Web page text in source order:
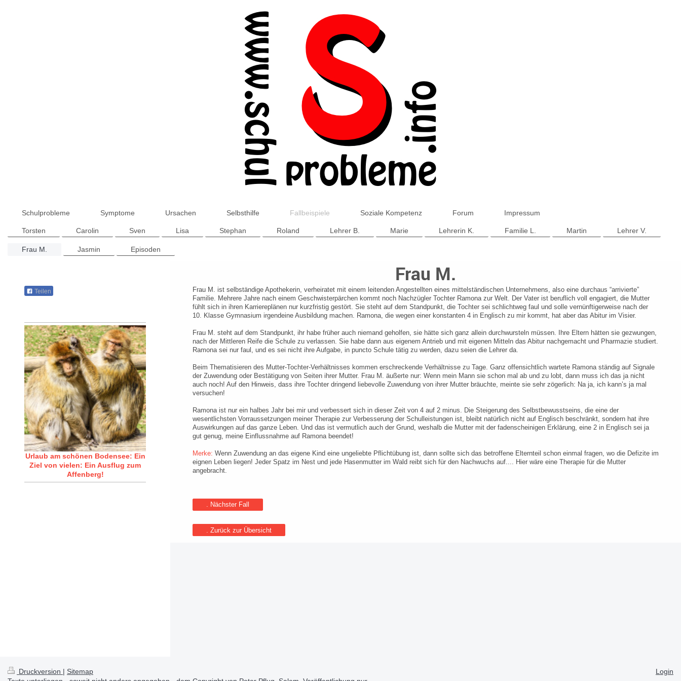
Schulprobleme Symptome Ursachen Selbsthilfe Fallbeispiele Soziale Kompetenz Forum Impressum
Torsten Carolin Sven Lisa Stephan Roland Lehrer B. Marie Lehrerin K. Familie L. Martin Lehrer V.
Frau M. Jasmin Episoden
Frau M.
Frau M. ist selbständige Apothekerin, verheiratet mit einem leitenden Angestellten eines mittelständischen Unternehmens, also eine durchaus “arrivierte”
Familie. Mehrere Jahre nach einem Geschwisterpärchen kommt noch Nachzügler Tochter Ramona zur Welt. Der Vater ist beruflich voll engagiert, die Mutter
fühlt sich in ihren Karriereplänen nur kurzfristig gestört. Sie steht auf dem Standpunkt, die Tochter sei schlichtweg faul und solle vernünftigerweise nach der
10. Klasse Gymnasium irgendeine Ausbildung machen. Ramona, die wegen einer konstanten 4 in Englisch zu mir kommt, hat aber das Abitur im Visier.
Frau M. steht auf dem Standpunkt, ihr habe früher auch niemand geholfen, sie hätte sich ganz allein durchwursteln müssen. Ihre Eltern hätten sie gezwungen,
nach der Mittleren Reife die Schule zu verlassen. Sie habe dann aus eigenem Antrieb und mit eigenen Mitteln das Abitur nachgemacht und Pharmazie studiert.
Ramona sei nur faul, und es sei nicht ihre Aufgabe, in puncto Schule tätig zu werden, dazu seien die Lehrer da.
Beim Thematisieren des Mutter-Tochter-Verhältnisses kommen erschreckende Verhältnisse zu Tage. Ganz offensichtlich wartete Ramona ständig auf Signale
der Zuwendung oder Bestätigung von Seiten ihrer Mutter. Frau M. äußerte nur: Wenn mein Mann sie schon mal ab und zu lobt, dann muss ich das ja nicht
auch noch! Auf den Hinweis, dass ihre Tochter dringend liebevolle Zuwendung von ihrer Mutter bräuchte, meinte sie sehr zögerlich: Na ja, ich kann’s ja mal
versuchen!
Ramona ist nur ein halbes Jahr bei mir und verbessert sich in dieser Zeit von 4 auf 2 minus. Die Steigerung des Selbstbewusstseins, die eine der
wesentlichsten Vorraussetzungen meiner Therapie zur Verbesserung der Schulleistungen ist, bleibt natürlich nicht auf Englisch beschränkt, sondern hat ihre
Auswirkungen auf das ganze Leben. Und das ist vermutlich auch der Grund, weshalb die Mutter mit der fadenscheinigen Erklärung, eine 2 in Englisch sei ja
gut genug, meine Einflussnahme auf Ramona beendet!
Merke: Wenn Zuwendung an das eigene Kind eine ungeliebte Pflichtübung ist, dann sollte sich das betroffene Elternteil schon einmal fragen, wo die Defizite im
eignen Leben liegen! Jeder Spatz im Nest und jede Hasenmutter im Wald reibt sich für den Nachwuchs auf.... Hier wäre eine Therapie für die Mutter
angebracht.
. Nächster Fall
. Zurück zur Übersicht
Teilen
Urlaub am schönen Bodensee: Ein
Ziel von vielen: Ein Ausflug zum
Affenberg!
Druckversion | Sitemap
Login